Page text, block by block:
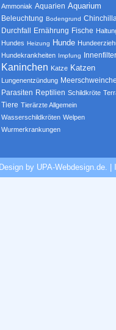
Ammoniak Aquarien Aquarium
Beleuchtung Bodengrund
Durchfall Ernährung Fische
Hundes Heizung Hunde
Hundekrankheiten Impfung
Kaninchen Katze Katzen
Lungenentzündung
Parasiten Reptilien Schildkröte
Tiere Tierärzte Allgemein
Wasserschildkröten Welpen
Wurmerkrankungen
by UPA-Webdesign.de.